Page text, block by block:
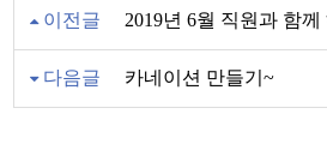
이전글
2019년 6월 직원과 함
다음글
카네이션 만들기~